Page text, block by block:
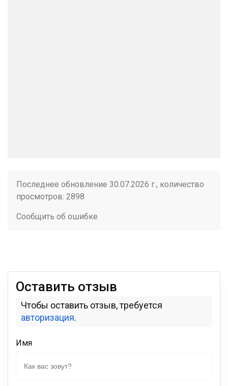
Последнее обновление 30.07.2026 г., количество
просмотров: 2898
Сообщить об ошибке
Оставить отзыв
Чтобы оставить отзыв, требуется
авторизация.
Имя